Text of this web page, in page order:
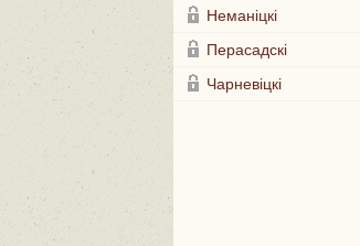
Неманіцкі
Перасадскі
Чарневіцкі